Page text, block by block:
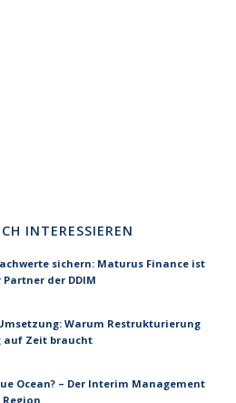
INTERESSIEREN
sichern: Maturus Finance ist
der DDIM
Warum Restrukturierung
auf Zeit braucht
Ocean? – Der Interim Management
Region